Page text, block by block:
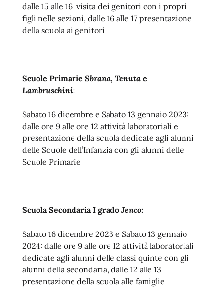
dalle 15 alle 16 visita dei genitori con i propri
figli nelle sezioni, dalle 16 alle 17 presentazione
della scuola ai genitori
Scuole Primarie Sbrana, Tenuta e
Lambruschini:
Sabato 16 dicembre e Sabato 13 gennaio 2023:
dalle ore 9 alle ore 12 attività laboratoriali e
presentazione della scuola dedicate agli alunni
delle Scuole dell’Infanzia con gli alunni delle
Scuole Primarie
Scuola Secondaria I gradoJenco:
Sabato 16 dicembre 2023 e Sabato 13 gennaio
2024: dalle ore 9 alle ore 12 attività laboratoriali
dedicate agli alunni delle classi quinte con gli
alunni della secondaria, dalle 12 alle 13
presentazione della scuola alle famiglie